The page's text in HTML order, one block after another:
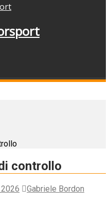
controllo
Gabriele Bordon